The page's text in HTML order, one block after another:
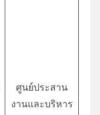
ศูนย์ประสาน
งานและบริหาร